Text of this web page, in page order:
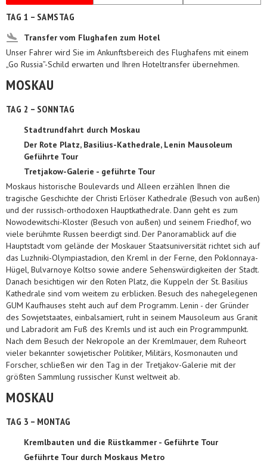
TAG 1 – SAMSTAG
Transfer vom Flughafen zum Hotel
Unser Fahrer wird Sie im Ankunftsbereich des Flughafens mit einem
„Go Russia”-Schild erwarten und Ihren Hoteltransfer übernehmen.
MOSKAU
TAG 2 – SONNTAG
Stadtrundfahrt durch Moskau
Der Rote Platz, Basilius-Kathedrale, Lenin Mausoleum
Geführte Tour
Tretjakow-Galerie - geführte Tour
Moskaus historische Boulevards und Alleen erzählen Ihnen die
tragische Geschichte der Christi Erlöser Kathedrale (Besuch von außen)
und der russisch-orthodoxen Hauptkathedrale. Dann geht es zum
Nowodewitschi-Kloster (Besuch von außen) und seinem Friedhof, wo
viele berühmte Russen beerdigt sind. Der Panoramablick auf die
Hauptstadt vom gelände der Moskauer Staatsuniversität richtet sich auf
das Luzhniki-Olympiastadion, den Kreml in der Ferne, den Poklonnaya-
Hügel, Bulvarnoye Koltso sowie andere Sehenswürdigkeiten der Stadt.
Danach besichtigen wir den Roten Platz, die Kuppeln der St. Basilius
Kathedrale sind vom weitem zu erblicken. Besuch des nahegelegenen
GUM Kaufhauses steht auch auf dem Programm. Lenin - der Gründer
des Sowjetstaates, einbalsamiert, ruht in seinem Mausoleum aus Granit
und Labradorit am Fuß des Kremls und ist auch ein Programmpunkt.
Nach dem Besuch der Nekropole an der Kremlmauer, dem Ruheort
vieler bekannter sowjetischer Politiker, Militärs, Kosmonauten und
Forscher, schließen wir den Tag in der Tretjakov-Galerie mit der
größten Sammlung russischer Kunst weltweit ab.
MOSKAU
TAG 3 – MONTAG
Kremlbauten und die Rüstkammer - Geführte Tour
Geführte Tour durch Moskaus Metro